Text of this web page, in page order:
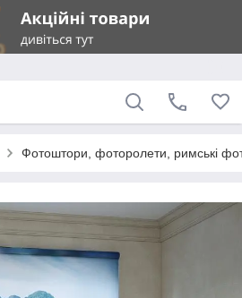
Фотоштори, фоторолети, римські